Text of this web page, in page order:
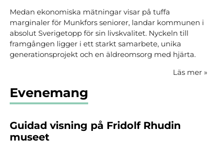
Medan ekonomiska mätningar visar på tuffa
marginaler för Munkfors seniorer, landar kommunen i
absolut Sverigetopp för sin livskvalitet. Nyckeln till
framgången ligger i ett starkt samarbete, unika
generationsprojekt och en äldreomsorg med hjärta.
Läs mer »
Evenemang
Guidad visning på Fridolf Rhudin
museet